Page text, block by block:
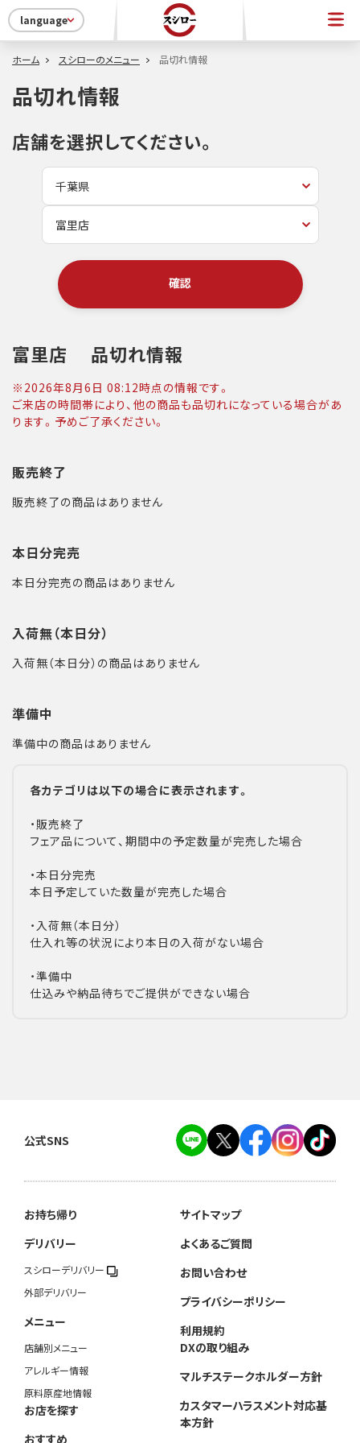
language
ホーム スシローのメニュー 品切れ情報
品切れ情報
店舗を選択してください。
確認
富里店 品切れ情報
※ 2026年8月6日 08:12時点の情報です。
ご来店の時間帯により、他の商品も品切れになっている場合があ
ります。予めご了承ください。
販売終了
販売終了の商品はありません
本日分完売
本日分完売の商品はありません
入荷無（本日分）
入荷無（本日分）の商品はありません
準備中
準備中の商品はありません
各カテゴリは以下の場合に表示されます。
・販売終了
フェア品について、期間中の予定数量が完売した場合
・本日分完売
本日予定していた数量が完売した場合
・入荷無（本日分）
仕入れ等の状況により本日の入荷がない場合
・準備中
仕込みや納品待ちでご提供ができない場合
公式SNS
お持ち帰り
デリバリー
スシローデリバリー
外部デリバリー
メニュー
店舗別メニュー
アレルギー情報
原料原産地情報
お店を探す
おすすめ
サイトマップ
よくあるご質問
お問い合わせ
プライバシーポリシー
利用規約
DXの取り組み
マルチステークホルダー方針
カスタマーハラスメント対応基
本方針